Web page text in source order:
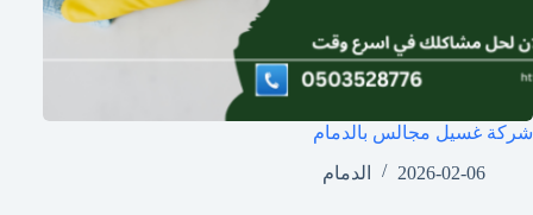
شركة غسيل مجالس بالدمام
2026-02-06
الدمام